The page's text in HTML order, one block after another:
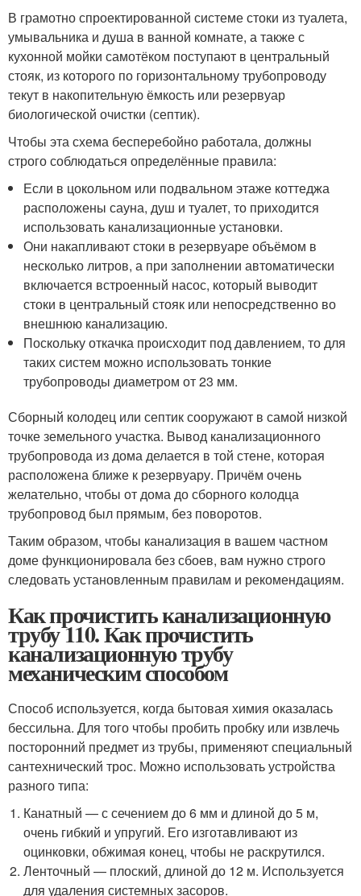
В грамотно спроектированной системе стоки из туалета,
умывальника и душа в ванной комнате, а также с
кухонной мойки самотёком поступают в центральный
стояк, из которого по горизонтальному трубопроводу
текут в накопительную ёмкость или резервуар
биологической очистки (септик).
Чтобы эта схема бесперебойно работала, должны
строго соблюдаться определённые правила:
Если в цокольном или подвальном этаже коттеджа
расположены сауна, душ и туалет, то приходится
использовать канализационные установки.
Они накапливают стоки в резервуаре объёмом в
несколько литров, а при заполнении автоматически
включается встроенный насос, который выводит
стоки в центральный стояк или непосредственно во
внешнюю канализацию.
Поскольку откачка происходит под давлением, то для
таких систем можно использовать тонкие
трубопроводы диаметром от 23 мм.
Сборный колодец или септик сооружают в самой низкой
точке земельного участка. Вывод канализационного
трубопровода из дома делается в той стене, которая
расположена ближе к резервуару. Причём очень
желательно, чтобы от дома до сборного колодца
трубопровод был прямым, без поворотов.
Таким образом, чтобы канализация в вашем частном
доме функционировала без сбоев, вам нужно строго
следовать установленным правилам и рекомендациям.
Как прочистить канализационную
трубу 110. Как прочистить
канализационную трубу
механическим способом
Способ используется, когда бытовая химия оказалась
бессильна. Для того чтобы пробить пробку или извлечь
посторонний предмет из трубы, применяют специальный
сантехнический трос. Можно использовать устройства
разного типа:
Канатный — с сечением до 6 мм и длиной до 5 м,
очень гибкий и упругий. Его изготавливают из
оцинковки, обжимая конец, чтобы не раскрутился.
Ленточный — плоский, длиной до 12 м. Используется
для удаления системных засоров.